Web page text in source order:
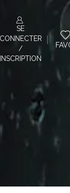
SE
CONNECTER
/
INSCRIPTION